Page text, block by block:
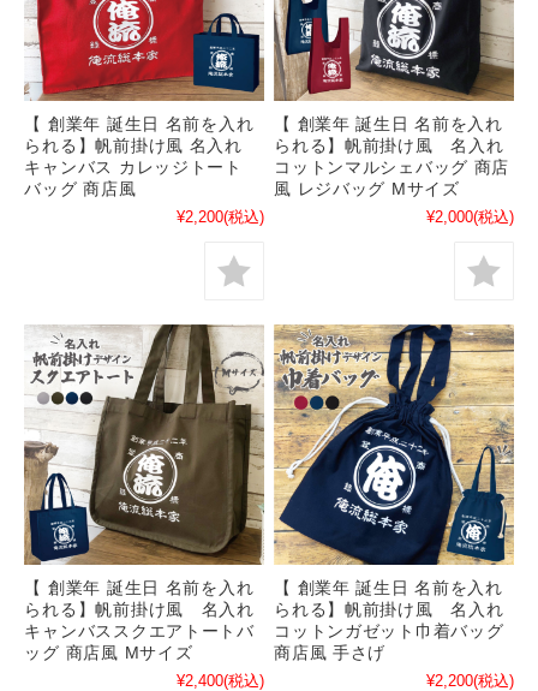
【 創業年 誕生日 名前を入れ
られる】帆前掛け風 名入れ
キャンバス カレッジトート
バッグ 商店風
¥2,200(税込)
【 創業年 誕生日 名前を入れ
られる】帆前掛け風 名入れ
コットンマルシェバッグ 商店
風 レジバッグ Mサイズ
¥2,000(税込)
【 創業年 誕生日 名前を入れ
られる】帆前掛け風 名入れ
キャンバススクエアトートバ
ッグ 商店風 Mサイズ
¥2,400(税込)
【 創業年 誕生日 名前を入れ
られる】帆前掛け風 名入れ
コットンガゼット巾着バッグ
商店風 手さげ
¥2,200(税込)